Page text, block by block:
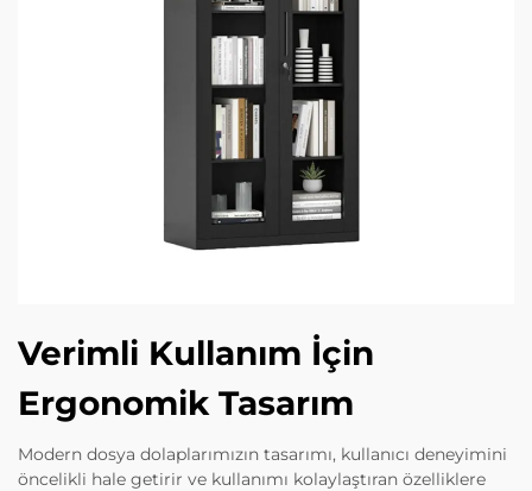
Verimli Kullanım İçin
Ergonomik Tasarım
Modern dosya dolaplarımızın tasarımı, kullanıcı deneyimini
öncelikli hale getirir ve kullanımı kolaylaştıran özelliklere